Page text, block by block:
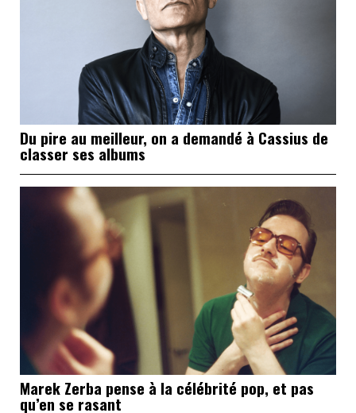
Du pire au meilleur, on a demandé à Cassius de
classer ses albums
Marek Zerba pense à la célébrité pop, et pas
qu’en se rasant